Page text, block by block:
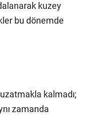
kuzey
bu dönemde
uzatmakla kalmadı;
zamanda